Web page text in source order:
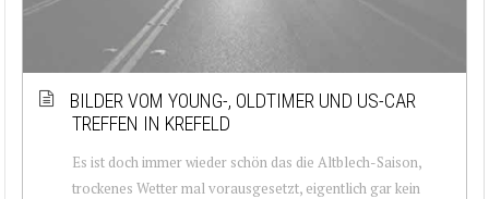
BILDER VOM YOUNG-, OLDTIMER UND US-CAR
TREFFEN IN KREFELD
Es ist doch immer wieder schön das die Altblech-Saison,
trockenes Wetter mal vorausgesetzt, eigentlich gar kein